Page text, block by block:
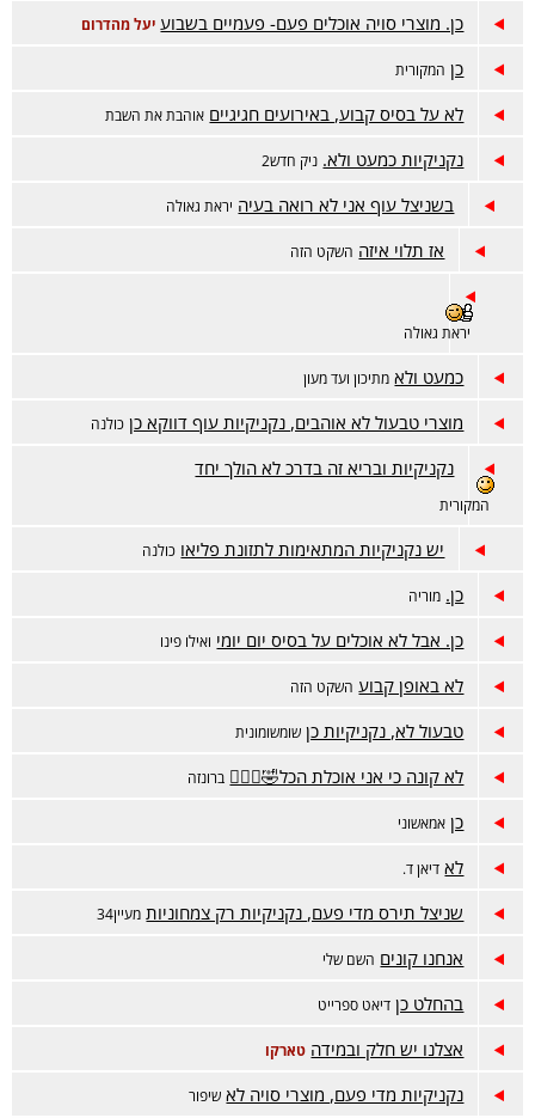
כן. מוצרי סויה אוכלים פעם- פעמיים בשבוע יעל מהדרום
כן המקורית
לא על בסיס קבוע, באירועים חגיגיים אוהבת את השבת
נקניקיות כמעט ולא. ניק חדש2
בשניצל עוף אני לא רואה בעיה יראת גאולה
אז תלוי איזה השקט הזה
יראת גאולה
כמעט ולא מתיכון ועד מעון
מוצרי טבעול לא אוהבים, נקניקיות עוף דווקא כן כולנה
נקניקיות ובריא זה בדרכ לא הולך יחד
המקורית
יש נקניקיות המתאימות לתזונת פליאו כולנה
כן. מוריה
כן. אבל לא אוכלים על בסיס יום יומי ואילו פינו
לא באופן קבוע השקט הזה
טבעול לא, נקניקיות כן שומשומונית
לא קונה כי אני אוכלת הכל🤣🤦🏻‍♀️ ברונזה
כן אמאשוני
לא דיאן ד.
שניצל תירס מדי פעם, נקניקיות רק צמחוניות מעיין34
אנחנו קונים השם שלי
בהחלט כן דיאט ספרייט
אצלנו יש חלק ובמידה טארקו
נקניקיות מדי פעם, מוצרי סויה לא שיפור